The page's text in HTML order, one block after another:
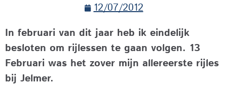
12/07/2012
In februari van dit jaar heb ik eindelijk
besloten om rijlessen te gaan volgen. 13
Februari was het zover mijn allereerste rijles
bij Jelmer.